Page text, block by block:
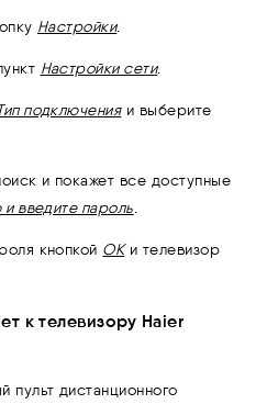
Настройки.
Настройки сети.
подключенияи выберите
и покажет все доступные
введите пароль.
кнопкой ОКи телевизор
к телевизору Haier
пульт дистанционного